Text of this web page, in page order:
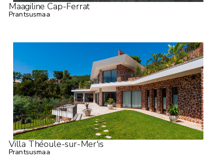
Maagiline Cap-Ferrat
Prantsusmaa
Villa Théoule-sur-Mer'is
Prantsusmaa